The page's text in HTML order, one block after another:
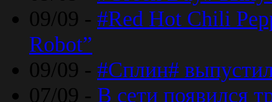
09/09 - #Red Hot Chili
Robot”
09/09 - #Сплин#
07/09 - В сети появился